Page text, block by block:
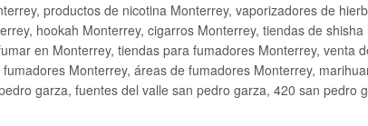
productos de nicotina Monterrey, vaporizadores de
hookah Monterrey, cigarros Monterrey, tiendas de
en Monterrey, tiendas para fumadores Monterrey, venta
Monterrey, áreas de fumadores Monterrey,
garza, fuentes del valle san pedro garza, 420 san pedro